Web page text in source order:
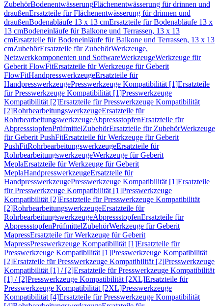
ZubehörBodenentwässerungFlächenentwässerung für drinnen und
draußenErsatzteile für Flächenentwässerung für drinnen und
draußenBodenabläufe 13 x 13 cmErsatzteile für Bodenabläufe 13 x
13 cmBodeneinläufe für Balkone und Terrassen, 13 x 13
cmErsatzteile für Bodeneinläufe für Balkone und Terrassen, 13 x 13
cmZubehörErsatzteile für ZubehörWerkzeuge,
Netzwerkkomponenten und SoftwareWerkzeugeWerkzeuge für
Geberit FlowFitErsatzteile für Werkzeuge für Geberit
FlowFitHandpresswerkzeugeErsatzteile für
HandpresswerkzeugePresswerkzeuge Kompatibilität [1]Ersatzteile
für Presswerkzeuge Kompatibilität [1]Presswerkzeuge
Kompatibilität [2]Ersatzteile für Presswerkzeuge Kompatibilität
[2]RohrbearbeitungswerkzeugeErsatzteile für
RohrbearbeitungswerkzeugeAbpressstopfenErsatzteile für
AbpressstopfenPrüfmittelZubehörErsatzteile für ZubehörWerkzeuge
für Geberit PushFitErsatzteile für Werkzeuge für Geberit
PushFitRohrbearbeitungswerkzeugeErsatzteile für
RohrbearbeitungswerkzeugeWerkzeuge für Geberit
MeplaErsatzteile für Werkzeuge für Geberit
MeplaHandpresswerkzeugeErsatzteile für
HandpresswerkzeugePresswerkzeuge Kompatibilität [1]Ersatzteile
für Presswerkzeuge Kompatibilität [1]Presswerkzeuge
Kompatibilität [2]Ersatzteile für Presswerkzeuge Kompatibilität
[2]RohrbearbeitungswerkzeugeErsatzteile für
RohrbearbeitungswerkzeugeAbpressstopfenErsatzteile für
AbpressstopfenPrüfmittelZubehörWerkzeuge für Geberit
MapressErsatzteile für Werkzeuge für Geberit
MapressPresswerkzeuge Kompatibilität [1]Ersatzteile für
Presswerkzeuge Kompatibilität [1]Presswerkzeuge Kompatibilität
[2]Ersatzteile für Presswerkzeuge Kompatibilität [2]Presswerkzeuge
Kompatibilität [1] / [2]Ersatzteile für Presswerkzeuge Kompatibilität
[1] / [2]Presswerkzeuge Kompatibilität [2XL]Ersatzteile für
Presswerkzeuge Kompatibilität [2XL]Presswerkzeuge
Kompatibilität [4]Ersatzteile für Presswerkzeuge Kompatibilität